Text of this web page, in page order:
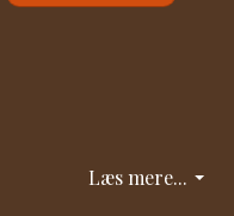
Læs mere...